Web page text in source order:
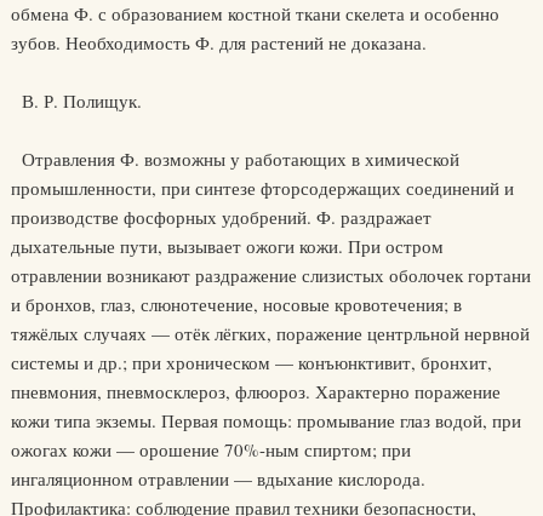
обмена Ф. с образованием костной ткани скелета и особенно
зубов. Необходимость Ф. для растений не доказана.
В. Р. Полищук.
Отравления Ф. возможны у работающих в химической
промышленности, при синтезе фторсодержащих соединений и
производстве фосфорных удобрений. Ф. раздражает
дыхательные пути, вызывает ожоги кожи. При остром
отравлении возникают раздражение слизистых оболочек гортани
и бронхов, глаз, слюнотечение, носовые кровотечения; в
тяжёлых случаях — отёк лёгких, поражение центрльной нервной
системы и др.; при хроническом — конъюнктивит, бронхит,
пневмония, пневмосклероз, флюороз. Характерно поражение
кожи типа экземы. Первая помощь: промывание глаз водой, при
ожогах кожи — орошение 70%-ным спиртом; при
ингаляционном отравлении — вдыхание кислорода.
Профилактика: соблюдение правил техники безопасности,